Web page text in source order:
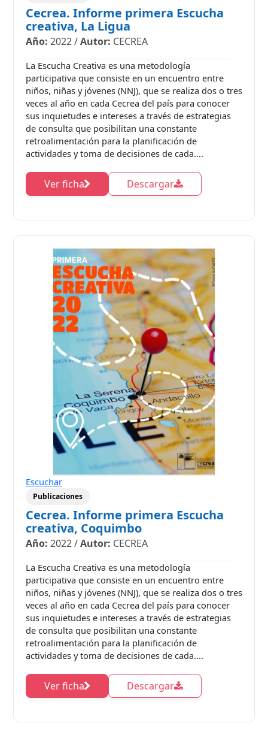
Cecrea. Informe primera Escucha
creativa, La Ligua
Año: 2022/Autor: CECREA
La Escucha Creativa es una metodología
participativa que consiste en un encuentro entre
niños, niñas y jóvenes (NNJ), que se realiza dos o tres
veces al año en cada Cecrea del país para conocer
sus inquietudes e intereses a través de estrategias
de consulta que posibilitan una constante
retroalimentación para la planificación de
actividades y toma de decisiones de cada....
Ver ficha Descargar
Escuchar
Publicaciones
Cecrea. Informe primera Escucha
creativa, Coquimbo
Año: 2022/Autor: CECREA
La Escucha Creativa es una metodología
participativa que consiste en un encuentro entre
niños, niñas y jóvenes (NNJ), que se realiza dos o tres
veces al año en cada Cecrea del país para conocer
sus inquietudes e intereses a través de estrategias
de consulta que posibilitan una constante
retroalimentación para la planificación de
actividades y toma de decisiones de cada....
Ver ficha Descargar